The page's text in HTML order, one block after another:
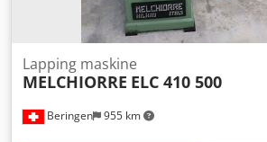
Beringen 955 km
Lapping maskine
MELCHIORRE ELC 410 500